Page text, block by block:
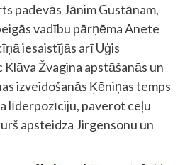
padevās Jānim Gustānam,
vadību pārņēma Anete
iesaistījās arī Uģis
Žvagina apstāšanās un
izveidošanās Ķēniņas temps
līderpozīciju, paverot ceļu
apsteidza Jirgensonu un